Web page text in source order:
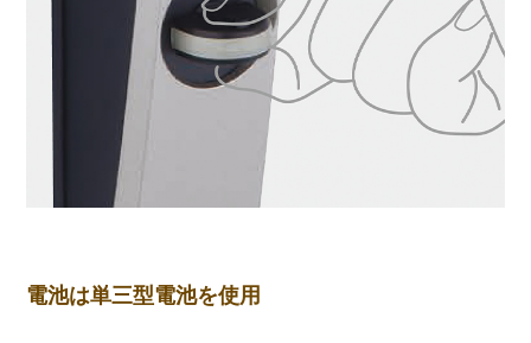
電池は単三型電池を使用